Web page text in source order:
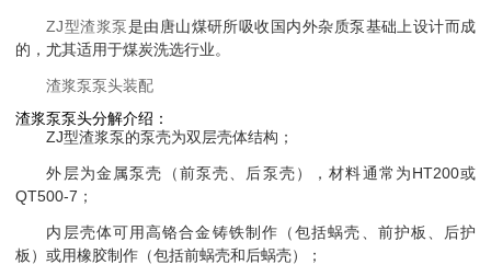
ZJ型渣浆泵是由唐山煤研所吸收国内外杂质泵基础上设计而成
的，尤其适用于煤炭洗选行业。
渣浆泵泵头装配
渣浆泵泵头分解介绍：
ZJ型渣浆泵的泵壳为双层壳体结构；
外层为金属泵壳（前泵壳、后泵壳），材料通常为HT200或
QT500-7；
内层壳体可用高铬合金铸铁制作（包括蜗壳、前护板、后护
板）或用橡胶制作（包括前蜗壳和后蜗壳）；